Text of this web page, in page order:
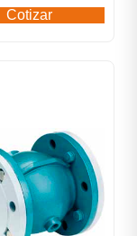
Cotizar